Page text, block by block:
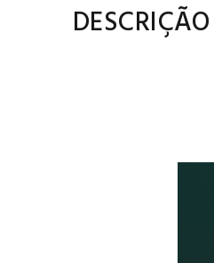
DESCRIÇÃO